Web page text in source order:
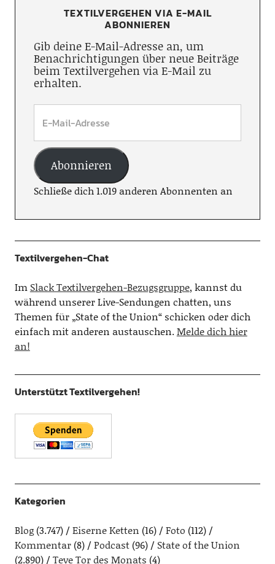
TEXTILVERGEHEN VIA E-MAIL
ABONNIEREN
Gib deine E-Mail-Adresse an, um
Benachrichtigungen über neue Beiträge
beim Textilvergehen via E-Mail zu
erhalten.
Abonnieren
Schließe dich 1.019 anderen Abonnenten an
Textilvergehen-Chat
Im Slack Textilvergehen-Bezugsgruppe, kannst du
während unserer Live-Sendungen chatten, uns
Themen für „State of the Union“ schicken oder dich
einfach mit anderen austauschen.Melde dich hier
an!
Unterstützt Textilvergehen!
Kategorien
Blog(3.747) Eiserne Ketten (16) Foto (112)
Kommentar(8) Podcast(96)
State of the Union
(2.890)
Teve Tor des Monats (4)